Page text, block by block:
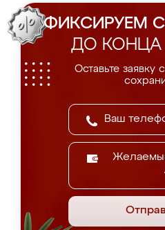
ФИКСИРУЕМ
ДО КОНЦА
Оставьте заявку